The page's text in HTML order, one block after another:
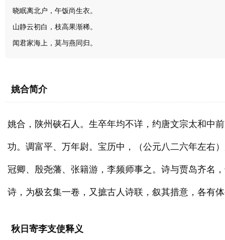
晓眠离北户，午饭尚生衣。
山静云初白，枝高果渐稀。
闻君家海上，莫与燕同归。
姚合简介
姚合，陕州硖石人。生卒年均不详，约唐文宗太和中
功。调富平、万年尉。宝历中，（公元八二六年左右
冠卿、殷尧藩、张籍游，李频师事之。诗与贾岛齐名
诗，为极玄集一卷，又摭古人诗联，叙其措意，各有
秋日寄李支使释义